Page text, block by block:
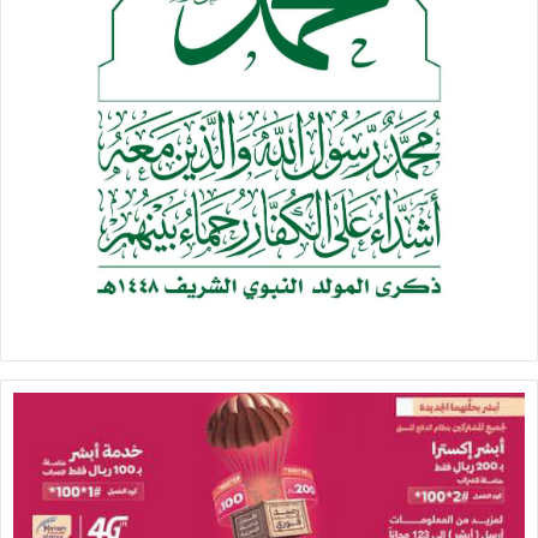
قـليل الـعقل مـن ودف وجـا يـغزي شـديد الـباس
نــرده لاسـلـم نـهـش الـطـواهش لا اسـرته فـكفان
وعـهـد الله لــو تـحـشد عـلـينا مـختلف الاجـناس
فـــلا يـمـكـن نـسـلـم لــو تـحـشد بـنـسها والـجـان
نــخـذ بـالـثـار يـاسـلـمان كـلـمـه حـطـهـا فـالـراس
وبــالـصـمـاد بــانــخـذ مــحــمـد ثـــــار يـاسـلـمـان